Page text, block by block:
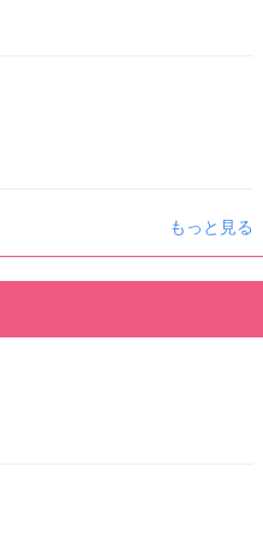
もっと見る